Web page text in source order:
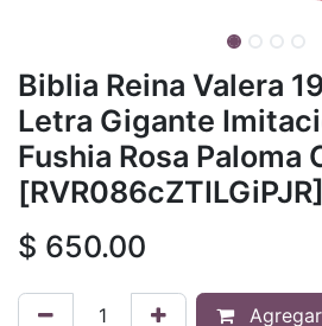
Biblia Reina Valera
Letra Gigante
Fushia Rosa Paloma
[RVR086cZTILGiPJR]
$ 650.00